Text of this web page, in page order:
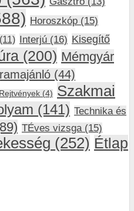
Horoszkóp (15)
(11) Interjú (16) Kisegítő
(200) Mémgyár
(44)
Rejtvények (4) Szakmai
(141) Technika és
TÉves vizsga(15)
(252) Étlap